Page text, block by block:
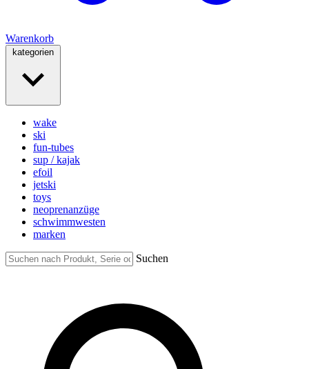
Warenkorb
kategorien
wake
ski
fun-tubes
sup / kajak
efoil
jetski
toys
neoprenanzüge
schwimmwesten
marken
Suchen